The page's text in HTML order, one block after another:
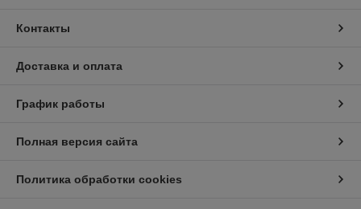
Контакты
Доставка и оплата
График работы
Полная версия сайта
Политика обработки cookies